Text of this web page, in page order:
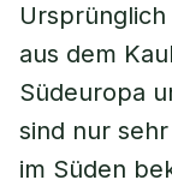
aus dem
Südeuropa
sind nur
im Süden